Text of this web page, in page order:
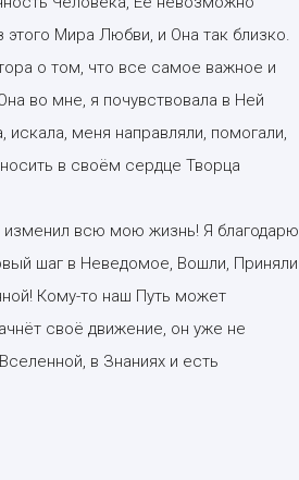
этого Мира Любви, и Она так близко.
о том, что все самое важное и
во мне, я почувствовала в Ней
меня направляли, помогали,
в своём сердце Творца
всю мою жизнь! Я благодарю
шаг в Неведомое, Вошли, Приняли
Кому-то наш Путь может
своё движение, он уже не
в Знаниях и есть